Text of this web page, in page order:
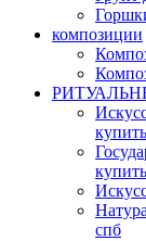
композиции
спб